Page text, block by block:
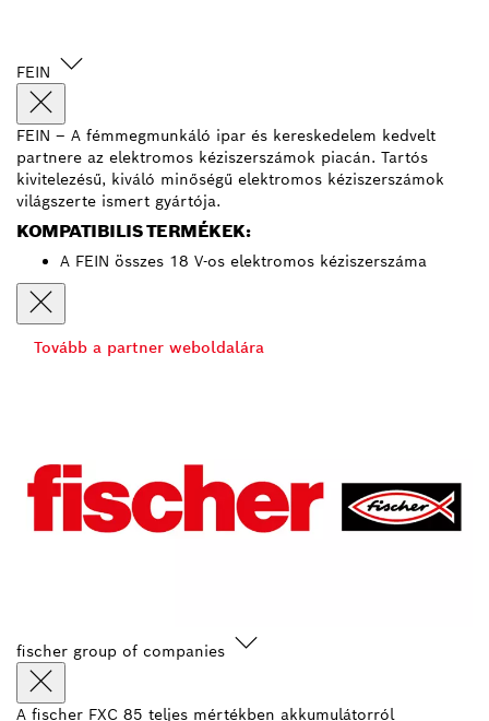
FEIN
FEIN – A fémmegmunkáló ipar és kereskedelem kedvelt
partnere az elektromos kéziszerszámok piacán. Tartós
kivitelezésű, kiváló minőségű elektromos kéziszerszámok
világszerte ismert gyártója.
KOMPATIBILIS TERMÉKEK:
A FEIN összes 18 V-os elektromos kéziszerszáma
Tovább a partner weboldalára
fischer group of companies
A fischer FXC 85 teljes mértékben akkumulátorról